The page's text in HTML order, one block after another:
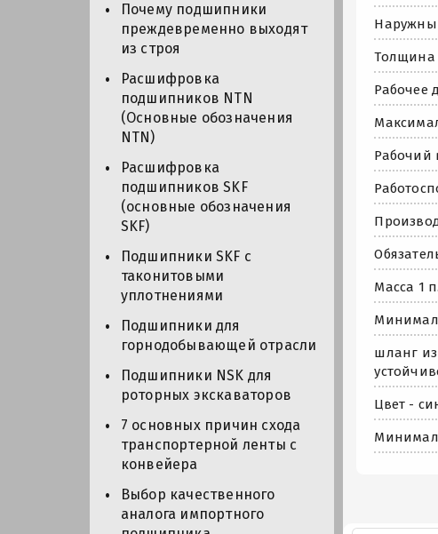
Почему подшипники
преждевременно выходят
из строя
Расшифровка
подшипников NTN
(Основные обозначения
NTN)
Расшифровка
подшипников SKF
(основные обозначения
SKF)
Подшипники SKF с
таконитовыми
уплотнениями
Подшипники для
горнодобывающей отрасли
Подшипники NSK для
роторных экскаваторов
7 основных причин схода
транспортерной ленты с
конвейера
Выбор качественного
аналога импортного
Толщина
Рабочее
Рабочий
Масса 1
шланг
Цвет -